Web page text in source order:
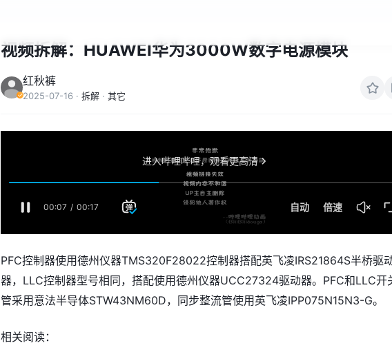
视频拆解：HUAWEI华为3000W数字电源模块
红秋裤
2025-07-16 · 拆解 · 其它
PFC控制器使用德州仪器TMS320F28022控制器搭配英飞凌IRS21864S半桥驱
器，LLC控制器型号相同，搭配使用德州仪器UCC27324驱动器。PFC和LLC开
管采用意法半导体STW43NM60D，同步整流管使用英飞凌IPP075N15N3-G。
相关阅读：